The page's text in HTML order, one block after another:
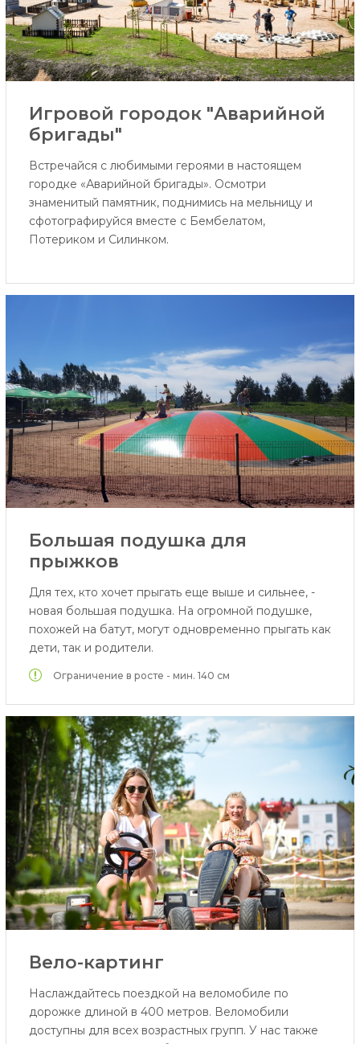
Игровой городок "Аварийной
бригады"
Встречайся с любимыми героями в настоящем
городке «Аварийной бригады». Осмотри
знаменитый памятник, поднимись на мельницу и
сфотографируйся вместе с Бембелатом,
Потериком и Силинком.
Большая подушка для
прыжков
Для тех, кто хочет прыгать еще выше и сильнее, -
новая большая подушка. На огромной подушке,
похожей на батут, могут одновременно прыгать как
дети, так и родители.
Ограничение в росте - мин. 140 см
Вело-картинг
Наслаждайтесь поездкой на веломобиле по
дорожке длиной в 400 метров. Веломобили
доступны для всех возрастных групп. У нас также